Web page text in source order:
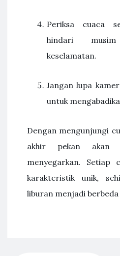
Periksa cuaca
hindari
keselamatan.
Jangan lupa
untuk
Dengan mengunjungi
akhir pekan akan
menyegarkan. Setiap
karakteristik unik,
liburan menjadi